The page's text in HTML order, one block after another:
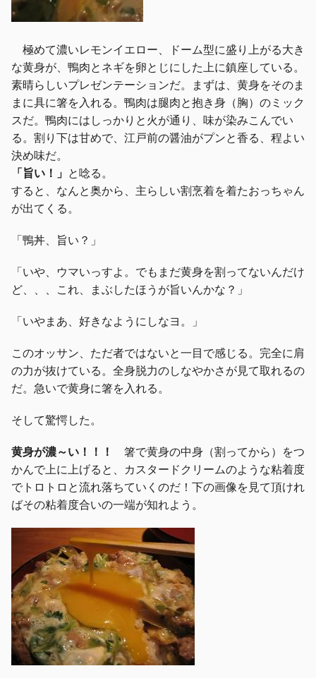
極めて濃いレモンイエロー、ドーム型に盛り上がる大き
な黄身が、鴨肉とネギを卵とじにした上に鎮座している。
素晴らしいプレゼンテーションだ。まずは、黄身をそのま
まに具に箸を入れる。鴨肉は腿肉と抱き身（胸）のミック
スだ。鴨肉にはしっかりと火が通り、味が染みこんでい
る。割り下は甘めで、江戸前の醤油がプンと香る、程よい
決め味だ。
「旨い！」 と唸る。
すると、なんと奥から、主らしい割烹着を着たおっちゃん
が出てくる。
「鴨丼、旨い？」
「いや、ウマいっすよ。でもまだ黄身を割ってないんだけ
ど、、、これ、まぶしたほうが旨いんかな？」
「いやまあ、好きなようにしなヨ。」
このオッサン、ただ者ではないと一目で感じる。完全に肩
の力が抜けている。全身脱力のしなやかさが見て取れるの
だ。急いで黄身に箸を入れる。
そして驚愕した。
黄身が濃～い！！！
箸で黄身の中身（割ってから）をつ
かんで上に上げると、カスタードクリームのような粘着度
でトロトロと流れ落ちていくのだ！下の画像を見て頂けれ
ばその粘着度合いの一端が知れよう。